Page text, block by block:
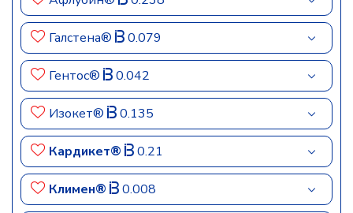
Галстена® 0.079
Гентос® 0.042
Изокет® 0.135
Кардикет® 0.21
Климен® 0.008